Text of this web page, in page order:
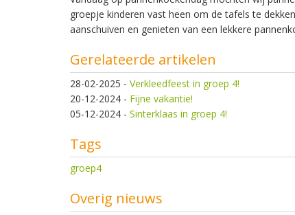
groepje kinderen vast heen om de tafels te
aanschuiven en genieten van een lekkere
Gerelateerde artikelen
28-02-2025 - Verkleedfeest in groep 4!
20-12-2024 - Fijne vakantie!
05-12-2024 - Sinterklaas in groep 4!
Tags
groep4
Overig nieuws